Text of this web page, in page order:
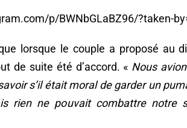
p/BWNbGLaBZ96/?taken-
lorsque le couple a proposé au
de suite été d’accord. « Nous
s’il était moral de garder un
rien ne pouvait combattre notre